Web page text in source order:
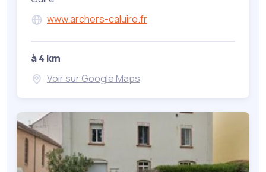
www.archers-caluire.fr
à 4 km
Voir sur Google Maps